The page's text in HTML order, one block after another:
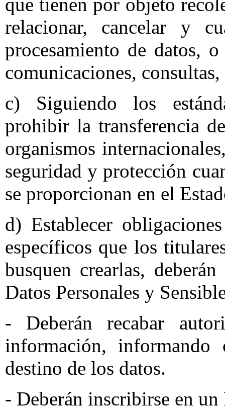
relacionar, cancelar y
procesamiento de datos,
comunicaciones,
c) Siguiendo los
prohibir la transferencia
organismos
seguridad y protección
se proporcionan en el
d) Establecer
específicos que los
busquen crearlas,
Datos Personales y
- Deberán recabar
información,
destino de los datos.
- Deberán inscribirse en un